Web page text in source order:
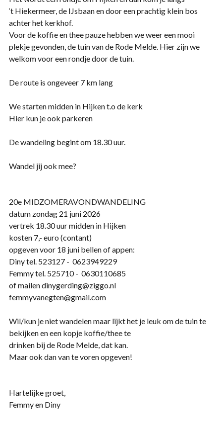
‘t Hiekermeer, de IJsbaan en door een prachtig klein bos
achter het kerkhof.
Voor de koffie en thee pauze hebben we weer een mooi
plekje gevonden, de tuin van de Rode Melde. Hier zijn we
welkom voor een rondje door de tuin.
De route is ongeveer 7 km lang
We starten midden in Hijken t.o de kerk
Hier kun je ook parkeren
De wandeling begint om 18.30 uur.
Wandel jij ook mee?
20e MIDZOMERAVONDWANDELING
datum zondag 21 juni 2026
vertrek 18.30 uur midden in Hijken
kosten 7,- euro (contant)
opgeven voor 18 juni bellen of appen:
Diny tel. 523127 - 0623949229
Femmy tel. 525710 - 0630110685
of mailen dinygerding@ziggo.nl
femmyvanegten@gmail.com
Wil/kun je niet wandelen maar lijkt het je leuk om de tuin te
bekijken en een kopje koffie/thee te
drinken bij de Rode Melde, dat kan.
Maar ook dan van te voren opgeven!
Hartelijke groet,
Femmy en Diny